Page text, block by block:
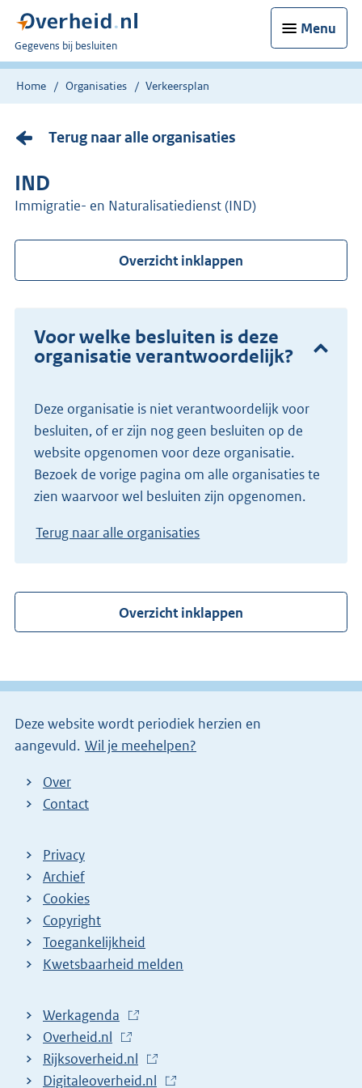
Menu
U
bent
nu
Gegevens bij besluiten
Home Organisaties Verkeersplan
Terug naar alle organisaties
IND
Immigratie- en Naturalisatiedienst (IND)
Overzicht inklappen
Voor welke besluiten is deze
organisatie verantwoordelijk?
Deze organisatie is niet verantwoordelijk voor
besluiten, of er zijn nog geen besluiten op de
website opgenomen voor deze organisatie.
Bezoek de vorige pagina om alle organisaties te
zien waarvoor wel besluiten zijn opgenomen.
Terug naar alle organisaties
Overzicht inklappen
Deze website wordt periodiek herzien en
aangevuld. Wil je meehelpen?
Over
Contact
Privacy
Archief
Cookies
Copyright
Toegankelijkheid
Kwetsbaarheid melden
Werkagenda
E
x
t
Overheid.nl
E
x
Rijksoverheid.nl
E
Digitaleoverheid.nl